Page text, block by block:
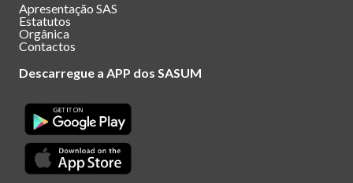
Apresentação SAS
Estatutos
Orgânica
Contactos
Descarregue a APP dos SASUM